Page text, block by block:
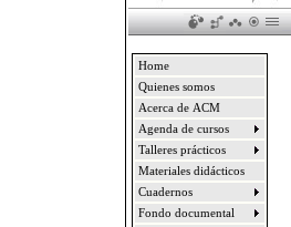
Home
Quienes somos
Acerca de ACM
Agenda de cursos
Talleres prácticos
Materiales didácticos
Cuadernos
Fondo documental